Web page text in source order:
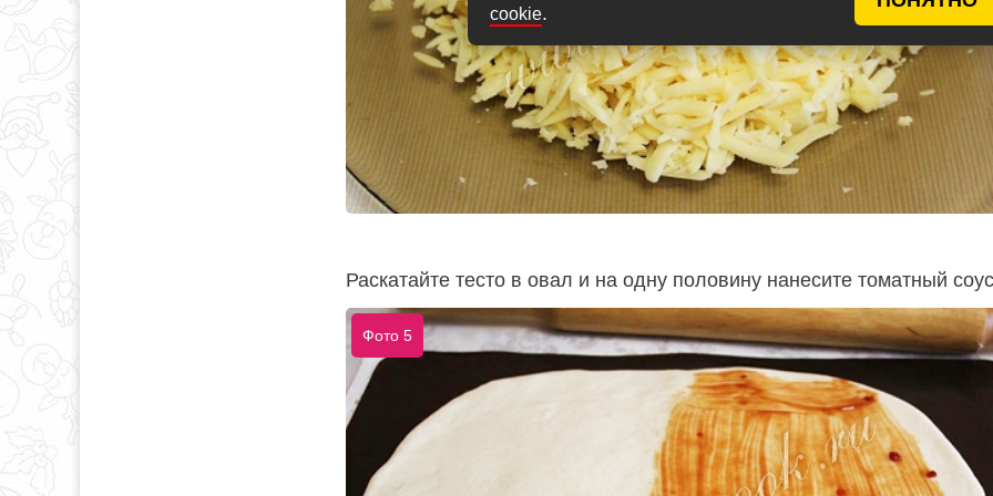
cookie.
Раскатайте тесто в овал и на одну половину нанесите томатный
Фото 5